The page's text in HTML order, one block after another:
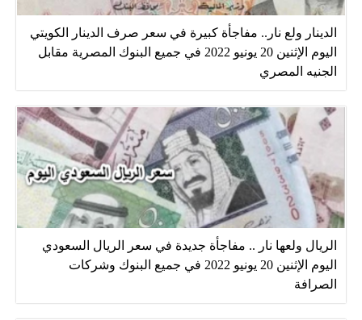
الدينار ولع نار.. مفاجأة كبيرة في سعر صرف الدينار الكويتي
اليوم الإثنين 20 يونيو 2022 في جميع البنوك المصرية مقابل
الجنيه المصري
الريال ولعها نار .. مفاجأة جديدة في سعر الريال السعودي
اليوم الإثنين 20 يونيو 2022 في جميع البنوك وشركات
الصرافة